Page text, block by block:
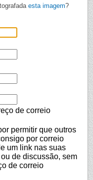
esta imagem?
de correio
permitir que outros
por correio
um link nas suas
de discussão, sem
de correio